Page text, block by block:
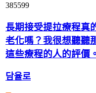
385599
長期接受提拉療程真
老化嗎？我很想聽聽
這些療程的人的評價。
담율로